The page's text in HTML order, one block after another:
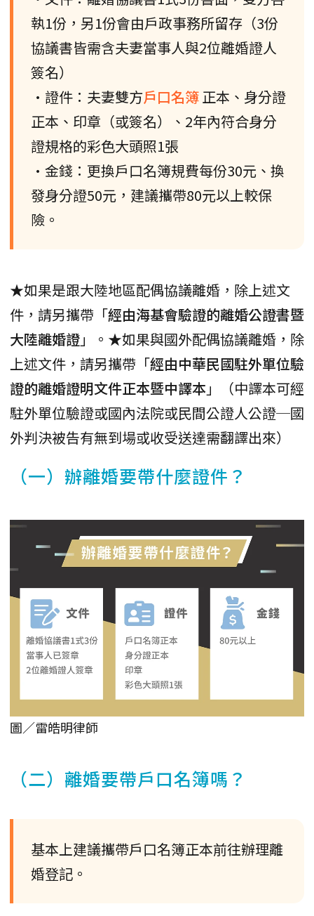
執1份，另1份會由戶政事務所留存（3份
協議書皆需含夫妻當事人與2位離婚證人
簽名）
•證件：夫妻雙方戶口名簿正本、身分證
正本、印章（或簽名）、2年內符合身分
證規格的彩色大頭照1張
•金錢：更換戶口名簿規費每份30元、換
發身分證50元，建議攜帶80元以上較保
險。
★如果是跟大陸地區配偶協議離婚，除上述文
件，請另攜帶「經由海基會驗證的離婚公證書暨
大陸離婚證」。★如果與國外配偶協議離婚，除
上述文件，請另攜帶「經由中華民國駐外單位驗
證的離婚證明文件正本暨中譯本」（中譯本可經
駐外單位驗證或國內法院或民間公證人公證─國
外判決被告有無到場或收受送達需翻譯出來）
（一）辦離婚要帶什麼證件？
圖／雷皓明律師
（二）離婚要帶戶口名簿嗎？
基本上建議攜帶戶口名簿正本前往辦理離
婚登記。